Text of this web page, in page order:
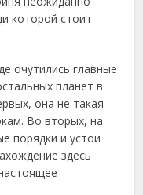
которой стоит
очутились главные
планет в
она не такая
Во вторых, на
порядки и устои
здесь